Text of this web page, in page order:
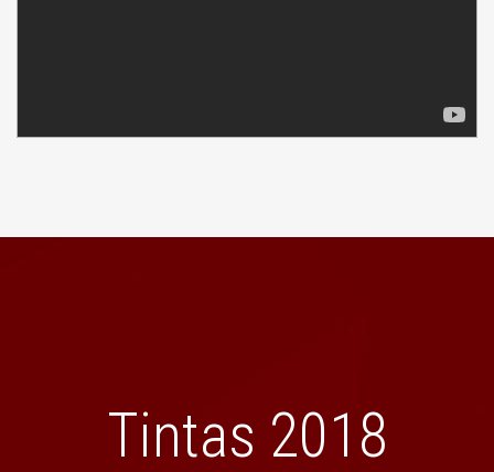
Tintas 2018